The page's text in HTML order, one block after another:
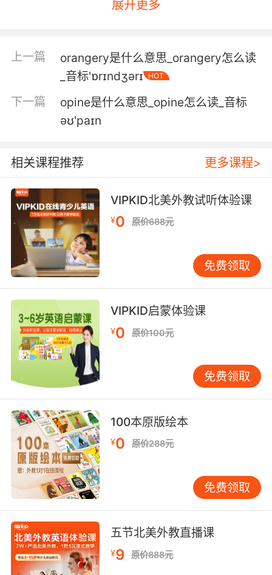
展开更多
上一篇
orangery是什么意思_orangery怎么读
_音标'ɒrɪndʒərɪ
HOT
下一篇
opine是什么意思_opine怎么读_音标
əʊ'paɪn
相关课程推荐 更多课程>
VIPKID北美外教试听体验课
¥0 原价688元
免费领取
VIPKID启蒙体验课
¥0 原价100元
免费领取
100本原版绘本
¥0 原价288元
免费领取
五节北美外教直播课
¥9 原价888元